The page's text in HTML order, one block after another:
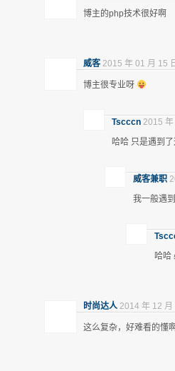
博主的php技术很好啊
威客 2015 年 01 月 15
博主很专业呀
Tscccn 2015
哈哈 只是遇到
威客兼职
我一般遇
哈哈
时尚达人 2014 年 12
这么复杂，好难看的懂